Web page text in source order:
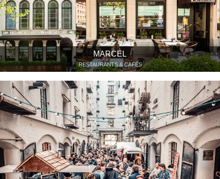
MARCEL
RESTAURANTS & CAFÉS